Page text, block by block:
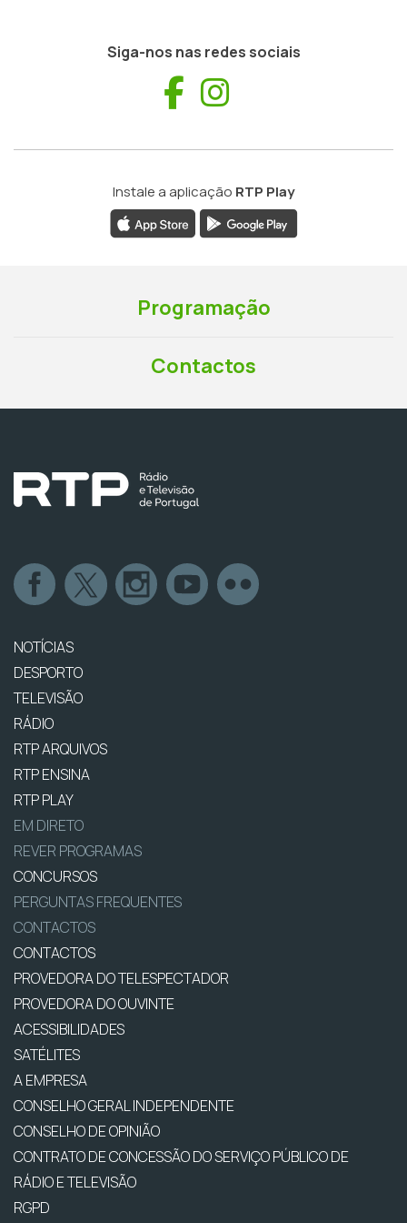
Siga-nos nas redes sociais
Facebook
Instale a aplicação RTP Play
Programação
Contactos
NOTÍCIAS
DESPORTO
TELEVISÃO
RÁDIO
RTP ARQUIVOS
RTP ENSINA
RTP PLAY
EM DIRETO
REVER PROGRAMAS
CONCURSOS
PERGUNTAS FREQUENTES
CONTACTOS
CONTACTOS
PROVEDORA DO TELESPECTADOR
PROVEDORA DO OUVINTE
ACESSIBILIDADES
SATÉLITES
A EMPRESA
CONSELHO GERAL INDEPENDENTE
CONSELHO DE OPINIÃO
CONTRATO DE CONCESSÃO DO SERVIÇO PÚBLICO DE
RÁDIO E TELEVISÃO
RGPD